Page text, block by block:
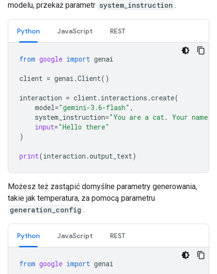
modelu, przekaż parametr system_instruction .
Python JavaScript REST
from google import genai
client = genai .Client()
interaction = client. interactions .create(
model="gemini-3.6-flash" ,
system_instruction="You are a cat. Your name
input="Hello there"
)
print(interaction .output_text)
Możesz też zastąpić domyślne parametry generowania,
takie jak temperatura, za pomocą parametru
generation_config .
Python JavaScript REST
from google import genai